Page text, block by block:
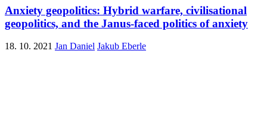
Anxiety geopolitics: Hybrid warfare, civilisational
geopolitics, and the Janus-faced politics of anxiety
18. 10. 2021 Jan Daniel Jakub Eberle